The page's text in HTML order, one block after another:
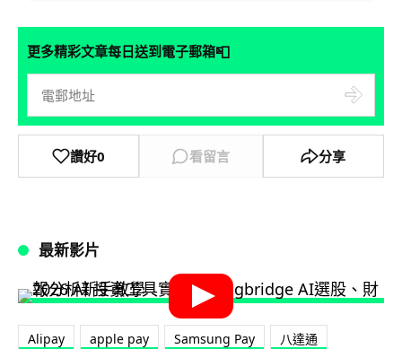
更多精彩文章每日送到電子郵箱📮
讚好0 看留言 分享
最新影片
Alipay apple pay Samsung Pay 八達通